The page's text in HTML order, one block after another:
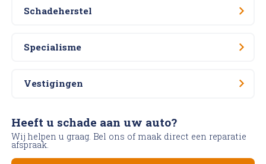
Schadeherstel
Specialisme
Vestigingen
Heeft u schade aan uw auto?
Wij helpen u graag. Bel ons of maak direct een reparatie
afspraak.